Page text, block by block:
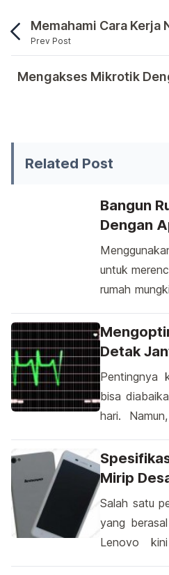
Memahami Cara Kerja
Prev Post
Berikut ini akan kita
Mengakses Mikrotik
Related Post
Bangun
Dengan
Rumah
untuk
rumah
telah
dalam
sebagai
mereka
mendalam,
Detak
Android:
Praktis,
Pentingnya
bisa
hari.
Android,
untuk
perangkat
Mirip
Salah satu
yang
Lenovo